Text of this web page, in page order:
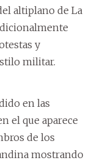
altiplano de La
y
militar.
en las
el que aparece
de los
mostrando